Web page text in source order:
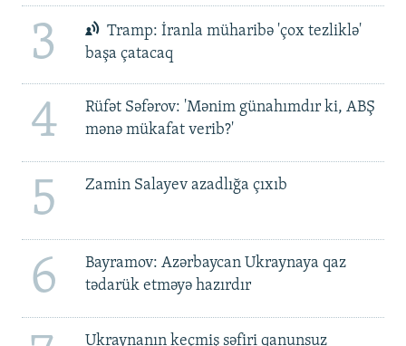
3
Tramp: İranla müharibə 'çox tezliklə'
başa çatacaq
4
Rüfət Səfərov: 'Mənim günahımdır ki, ABŞ
mənə mükafat verib?'
5 Zamin Salayev azadlığa çıxıb
6
Bayramov: Azərbaycan Ukraynaya qaz
tədarük etməyə hazırdır
Ukraynanın keçmiş səfiri qanunsuz